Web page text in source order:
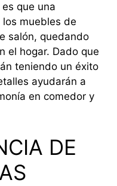
que una
muebles de
salón, quedando
el hogar. Dado que
teniendo un éxito
ayudarán a
en comedor y
DE